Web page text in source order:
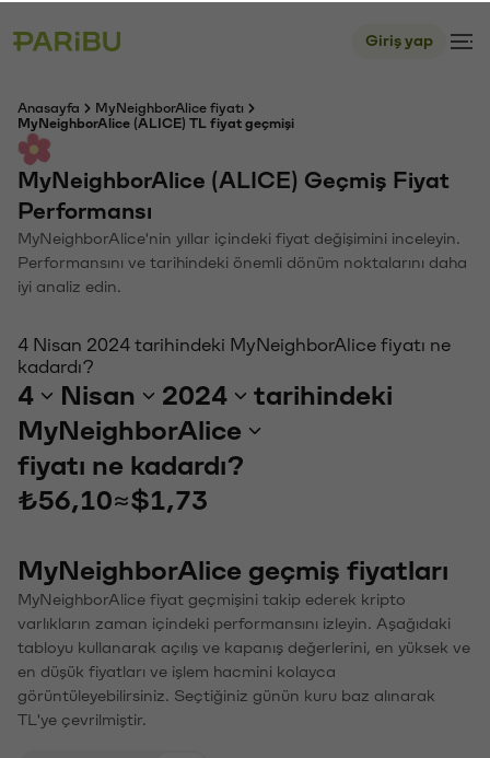
Giriş yap
Anasayfa
MyNeighborAlice fiyatı
MyNeighborAlice (ALICE) TL fiyat geçmişi
MyNeighborAlice (ALICE) Geçmiş Fiyat
Performansı
MyNeighborAlice'nin yıllar içindeki fiyat değişimini inceleyin.
Performansını ve tarihindeki önemli dönüm noktalarını daha
iyi analiz edin.
4 Nisan 2024 tarihindeki MyNeighborAlice fiyatı ne
kadardı?
4 Nisan 2024
tarihindeki
MyNeighborAlice
fiyatı ne kadardı?
₺56,10≈$1,73
MyNeighborAlice geçmiş fiyatları
MyNeighborAlice fiyat geçmişini takip ederek kripto
varlıkların zaman içindeki performansını izleyin. Aşağıdaki
tabloyu kullanarak açılış ve kapanış değerlerini, en yüksek ve
en düşük fiyatları ve işlem hacmini kolayca
görüntüleyebilirsiniz. Seçtiğiniz günün kuru baz alınarak
TL'ye çevrilmiştir.